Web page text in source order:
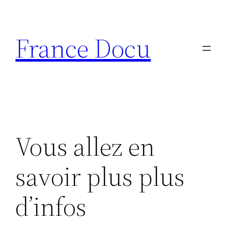
contenu
France Docu
Vous allez en
savoir plus plus
d’infos